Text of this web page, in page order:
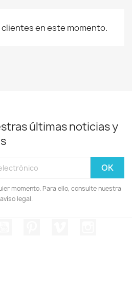
clientes en este momento.
últimas noticias y
momento. Para ello, consulte nuestra
legal.